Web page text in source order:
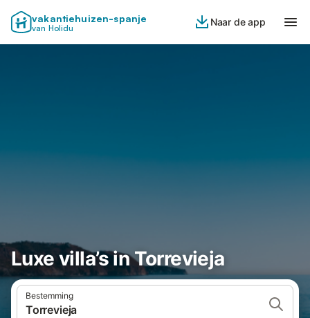
vakantiehuizen-spanje
van Holidu
Naar de app
Luxe villa’s in Torrevieja
Bestemming
Torrevieja